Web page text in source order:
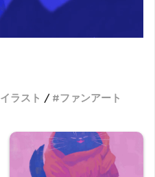
イラスト ファンアート